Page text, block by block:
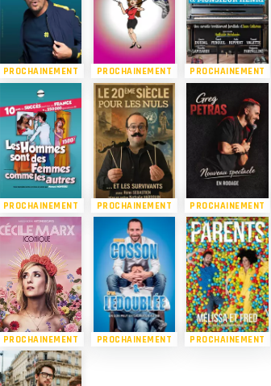
PROCHAINEMENT PROCHAINEMENT PROCHAINEMENT
PROCHAINEMENT PROCHAINEMENT PROCHAINEMENT
PROCHAINEMENT PROCHAINEMENT PROCHAINEMENT